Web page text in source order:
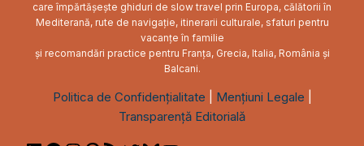
care împărtășește ghiduri de slow travel prin Europa, călătorii în
Mediterană, rute de navigație, itinerarii culturale, sfaturi pentru
vacanțe în familie
și recomandări practice pentru Franța, Grecia, Italia, România și
Balcani.
Politica de Confidențialitate Mențiuni Legale
Transparență Editorială